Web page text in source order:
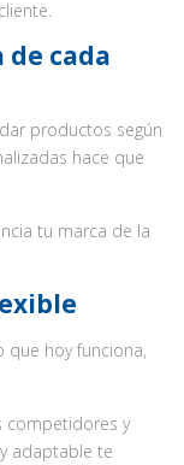
cada
productos según
hace que
tu marca de la
que hoy funciona,
competidores y
adaptable te